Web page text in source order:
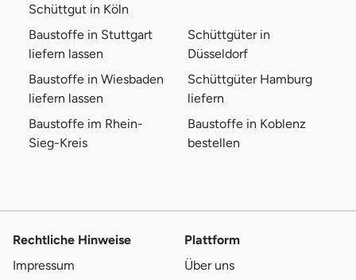
Schüttgut in Köln
Baustoffe in Stuttgart
liefern lassen
Schüttgüter in
Düsseldorf
Baustoffe in Wiesbaden
liefern lassen
Schüttgüter Hamburg
liefern
Baustoffe im Rhein-
Sieg-Kreis
Baustoffe in Koblenz
bestellen
Rechtliche Hinweise
Impressum
Plattform
Über uns